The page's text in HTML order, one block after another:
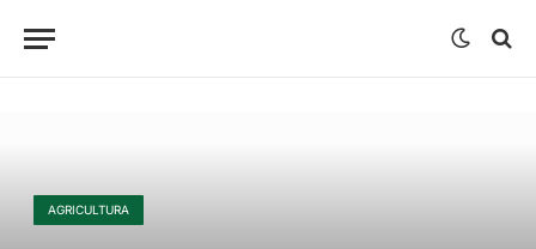
AGRICULTURA